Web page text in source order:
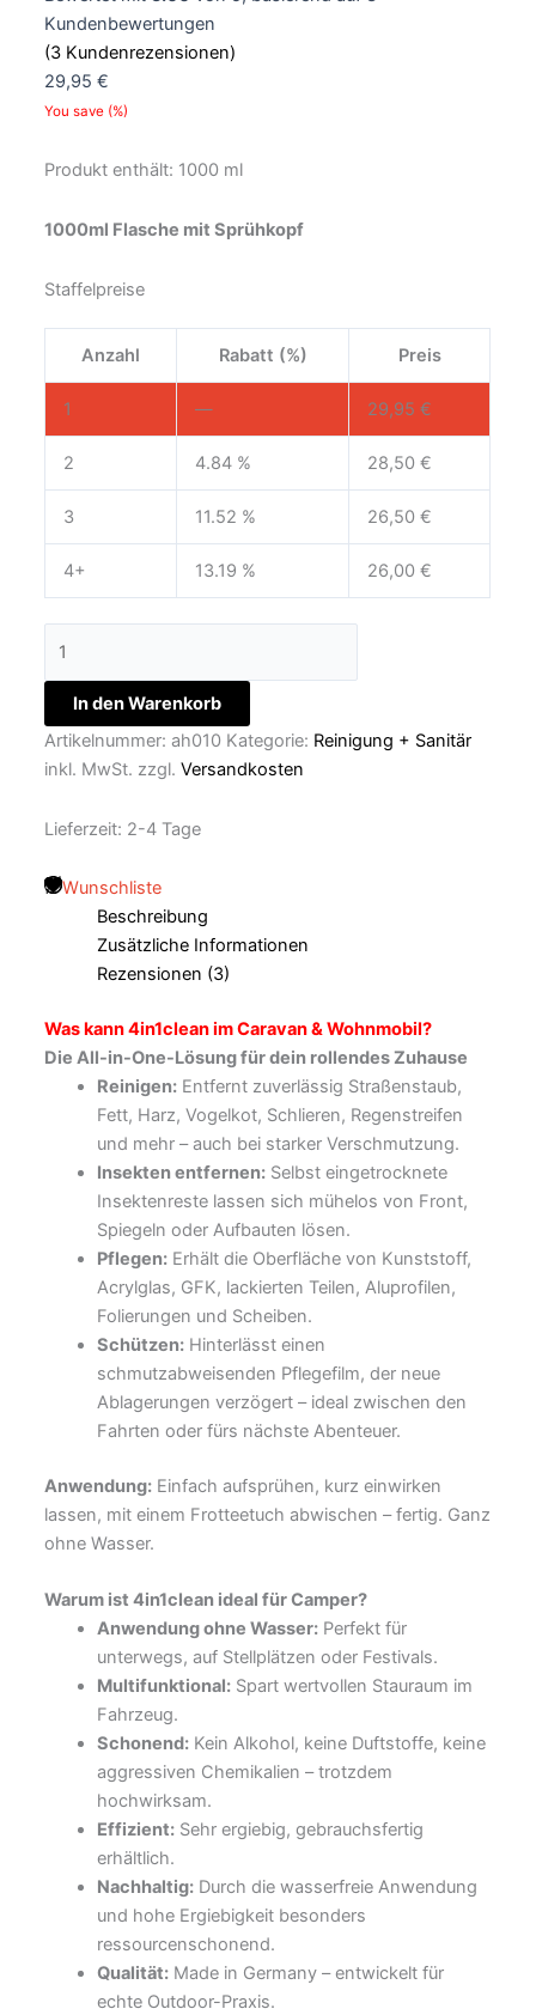
Kundenbewertungen
(3 Kundenrezensionen)
29,95€
You save (%)
Produkt enthält: 1000 ml
1000ml Flasche mit Sprühkopf
Staffelpreise
Anzahl Rabatt (%) Preis
1 — 29,95€
2 4.84 % 28,50€
3 11.52 % 26,50€
4+ 13.19 % 26,00€
In den Warenkorb
Artikelnummer:ah010 Kategorie: Reinigung + Sanitär
inkl. MwSt. zzgl.Versandkosten
Lieferzeit: 2-4 Tage
Wunschliste
Beschreibung
Zusätzliche Informationen
Rezensionen (3)
Was kann 4in1clean im Caravan & Wohnmobil?
Die All-in-One-Lösung für dein rollendes Zuhause
Reinigen:Entfernt zuverlässig Straßenstaub,
Fett, Harz, Vogelkot, Schlieren, Regenstreifen
und mehr – auch bei starker Verschmutzung.
Insekten entfernen:Selbst eingetrocknete
Insektenreste lassen sich mühelos von Front,
Spiegeln oder Aufbauten lösen.
Pflegen:Erhält die Oberfläche von Kunststoff,
Acrylglas, GFK, lackierten Teilen, Aluprofilen,
Folierungen und Scheiben.
Schützen:Hinterlässt einen
schmutzabweisenden Pflegefilm, der neue
Ablagerungen verzögert – ideal zwischen den
Fahrten oder fürs nächste Abenteuer.
Anwendung: Einfach aufsprühen, kurz einwirken
lassen, mit einem Frotteetuch abwischen – fertig. Ganz
ohne Wasser.
Warum ist 4in1clean ideal für Camper?
Anwendung ohne Wasser:Perfekt für
unterwegs, auf Stellplätzen oder Festivals.
Multifunktional:Spart wertvollen Stauraum im
Fahrzeug.
Schonend:Kein Alkohol, keine Duftstoffe, keine
aggressiven Chemikalien – trotzdem
hochwirksam.
Effizient:Sehr ergiebig, gebrauchsfertig
erhältlich.
Nachhaltig:Durch die wasserfreie Anwendung
und hohe Ergiebigkeit besonders
ressourcenschonend.
Qualität:Made in Germany – entwickelt für
echte Outdoor-Praxis.